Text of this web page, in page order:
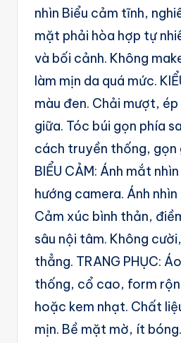
nhìn Biểu cảm tĩnh,
mặt phải hòa hợp tự
và bối cảnh. Không
làm mịn da quá mức.
màu đen. Chải mượt,
giữa. Tóc búi gọn phía
cách truyền thống, gọn
BIỂU CẢM: Ánh mắt
hướng camera. Ánh
Cảm xúc bình thản,
sâu nội tâm. Không
thẳng. TRANG PHỤC:
thống, cổ cao, form
hoặc kem nhạt. Chất
mịn. Bề mặt mờ, ít